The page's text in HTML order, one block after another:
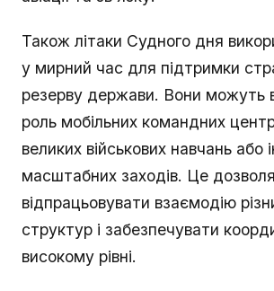
Також літаки Судного дня
у мирний час для підтримки
резерву держави. Вони можуть
роль мобільних командних
великих військових навчань або
масштабних заходів. Це
відпрацьовувати взаємодію
структур і забезпечувати
високому рівні.